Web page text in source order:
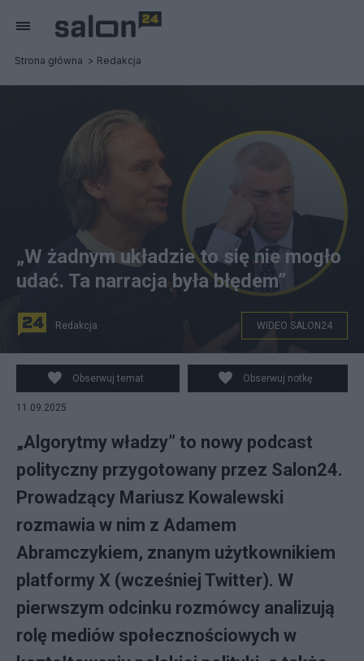
Strona główna Redakcja
Na zdjęciu: Adam Abramczyk i Roman Giertych, fot.
Salon24
„W żadnym układzie to się nie mogło
udać. Ta narracja była błędem”
Redakcja WIDEO SALON24
Obserwuj temat Obserwuj notkę
11.09.2025
„Algorytmy władzy” to nowy podcast
polityczny przygotowany przez Salon24.
Prowadzący Mariusz Kowalewski
rozmawia w nim z Adamem
Abramczykiem, znanym użytkownikiem
platformy X (wcześniej Twitter). W
pierwszym odcinku rozmówcy analizują
rolę mediów społecznościowych w